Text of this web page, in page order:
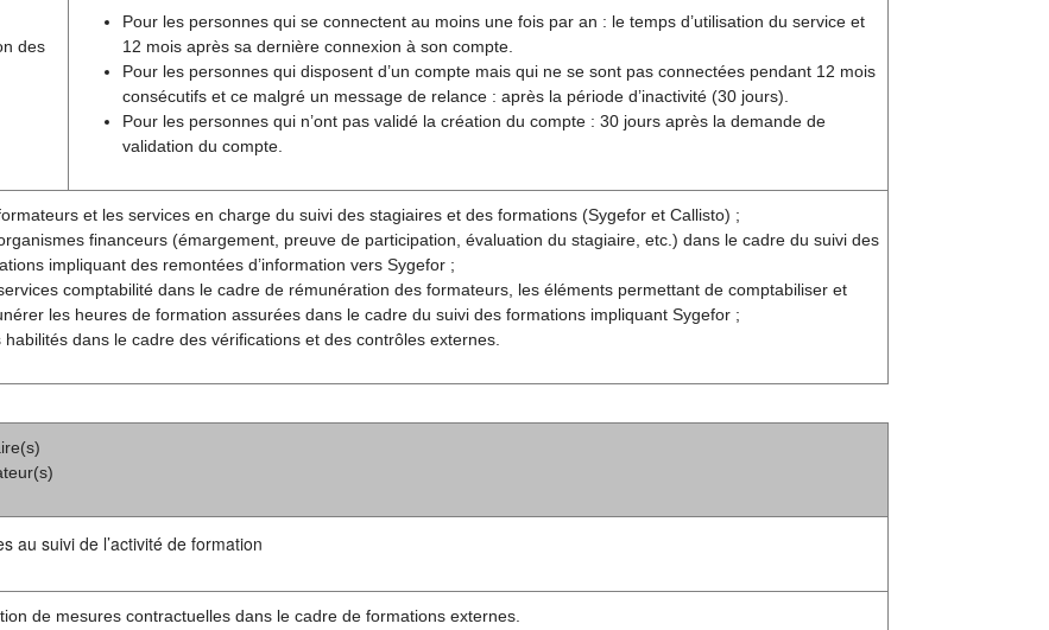
des
Pour les personnes qui se connectent au moins une fois par an : le temps d’utilisation du service et
12 mois après sa dernière connexion à son compte.
Pour les personnes qui disposent d’un compte mais qui ne se sont pas connectées pendant 12 mois
consécutifs et ce malgré un message de relance : après la période d’inactivité (30 jours).
Pour les personnes qui n’ont pas validé la création du compte : 30 jours après la demande de
validation du compte.
et les services en charge du suivi des stagiaires et des formations (Sygefor et Callisto) ;
financeurs (émargement, preuve de participation, évaluation du stagiaire, etc.) dans le cadre du suivi des
impliquant des remontées d’information vers Sygefor ;
comptabilité dans le cadre de rémunération des formateurs, les éléments permettant de comptabiliser et
les heures de formation assurées dans le cadre du suivi des formations impliquant Sygefor ;
habilités dans le cadre des vérifications et des contrôles externes.
au suivi de l’activité de formation
de mesures contractuelles dans le cadre de formations externes.